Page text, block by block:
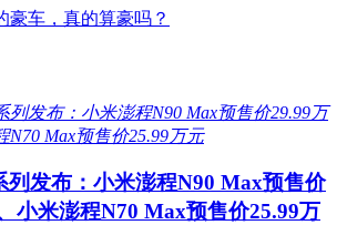
豪车，真的算豪吗？
列发布：小米澎程N90 Max预售价
小米澎程N70 Max预售价25.99万